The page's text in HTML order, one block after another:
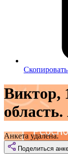
Виктор,
Анкета удалена.
Поделиться